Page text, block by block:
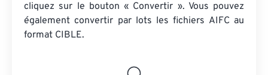
cliquez sur le bouton « Convertir ». Vous pouvez
également convertir par lots les fichiers AIFCau
format CIBLE.